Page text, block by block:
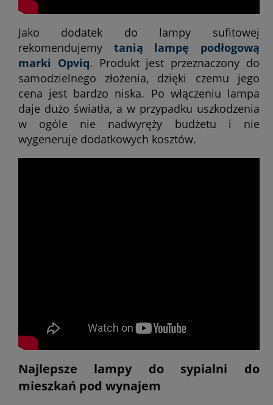
Jako dodatek do lampy sufitowej
rekomendujemy tanią lampę podłogową
marki Opviq. Produkt jest przeznaczony do
samodzielnego złożenia, dzięki czemu jego
cena jest bardzo niska. Po włączeniu lampa
daje dużo światła, a w przypadku uszkodzenia
w ogóle nie nadwyręży budżetu i nie
wygeneruje dodatkowych kosztów.
Najlepsze lampy do sypialni do
mieszkań pod wynajem